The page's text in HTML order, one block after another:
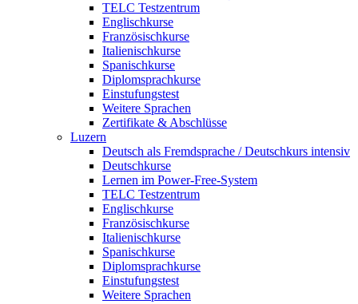
TELC Testzentrum
Englischkurse
Französischkurse
Italienischkurse
Spanischkurse
Diplomsprachkurse
Einstufungstest
Weitere Sprachen
Zertifikate & Abschlüsse
Luzern
Deutsch als Fremdsprache / Deutschkurs intensiv
Deutschkurse
Lernen im Power-Free-System
TELC Testzentrum
Englischkurse
Französischkurse
Italienischkurse
Spanischkurse
Diplomsprachkurse
Einstufungstest
Weitere Sprachen